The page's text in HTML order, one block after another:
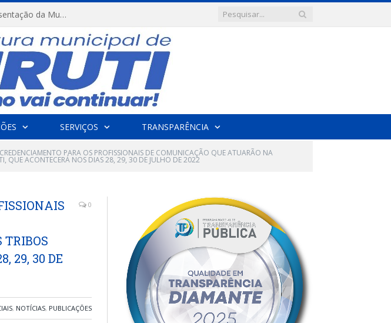
FESTRIBAL 2026 – No Coração da Amazônia. Apresentação da Munduruku.
SERVIÇOS TRANSPARÊNCIA
PARA OS PROFISSIONAIS DE COMUNICAÇÃO QUE ATUARÃO NA
QUE ACONTECERÁ NOS DIAS 28, 29, 30 DE JULHO DE 2022
29, 30 DE
0
, NOTÍCIAS, PUBLICAÇÕES